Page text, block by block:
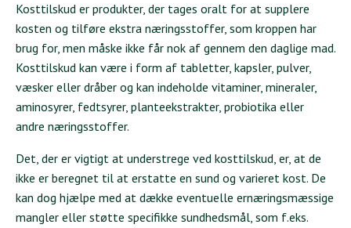
Kosttilskud er produkter, der tages oralt for at supplere
kosten og tilføre ekstra næringsstoffer, som kroppen har
brug for, men måske ikke får nok af gennem den daglige mad.
Kosttilskud kan være i form af tabletter, kapsler, pulver,
væsker eller dråber og kan indeholde vitaminer, mineraler,
aminosyrer, fedtsyrer, planteekstrakter, probiotika eller
andre næringsstoffer.
Det, der er vigtigt at understrege ved kosttilskud, er, at de
ikke er beregnet til at erstatte en sund og varieret kost. De
kan dog hjælpe med at dække eventuelle ernæringsmæssige
mangler eller støtte specifikke sundhedsmål, som f.eks.